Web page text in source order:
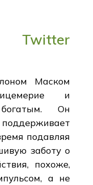
Twitter
Маском
и
Он
подавляя
заботу о
похоже,
а не